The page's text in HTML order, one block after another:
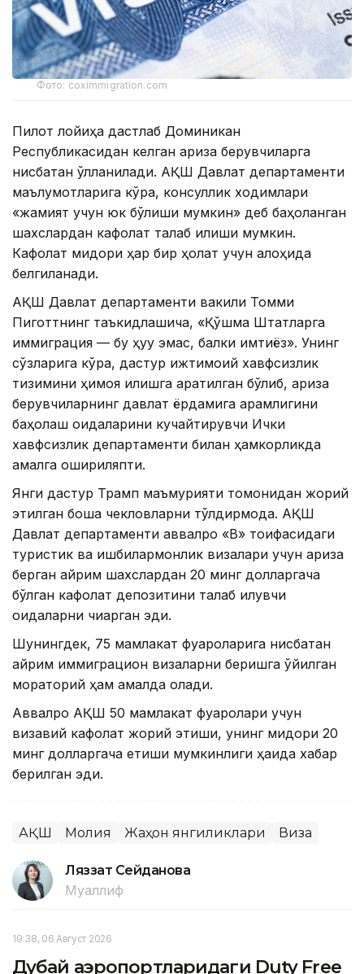
Фото: coximmigration.com
Пилот лойиҳа дастлаб Доминикан
Республикасидан келган ариза берувчиларга
нисбатан қўлланилади. АҚШ Давлат департаменти
маълумотларига кўра, консуллик ходимлари
«жамият учун юк бўлиши мумкин» деб баҳоланган
шахслардан кафолат талаб қилиши мумкин.
Кафолат миқдори ҳар бир ҳолат учун алоҳида
белгиланади.
АҚШ Давлат департаменти вакили Томми
Пиготтнинг таъкидлашича, «Қўшма Штатларга
иммиграция — бу ҳуқуқ эмас, балки имтиёз». Унинг
сўзларига кўра, дастур ижтимоий хавфсизлик
тизимини ҳимоя қилишга қаратилган бўлиб, ариза
берувчиларнинг давлат ёрдамига қарамлигини
баҳолаш қоидаларини кучайтирувчи Ички
хавфсизлик департаменти билан ҳамкорликда
амалга ошириляпти.
Янги дастур Трамп маъмурияти томонидан жорий
этилган бошқа чекловларни тўлдирмоқда. АҚШ
Давлат департаменти аввалроқ «B» тоифасидаги
туристик ва ишбилармонлик визалари учун ариза
берган айрим шахслардан 20 минг долларгача
бўлган кафолат депозитини талаб қилувчи
қоидаларни чиқарган эди.
Шунингдек, 75 мамлакат фуқароларига нисбатан
айрим иммиграцион визаларни беришга қўйилган
мораторий ҳам амалда қолади.
Аввалроқ АҚШ 50 мамлакат фуқаролари учун
визавий кафолат жорий этиши, унинг миқдори 20
минг долларгача етиши мумкинлиги ҳақида хабар
берилган эди.
АҚШ Молия Жаҳон янгиликлари Виза
Ляззат Сейданова
Муаллиф
19:38, 06 Август 2026
Дубай аэропортларидаги Duty Free